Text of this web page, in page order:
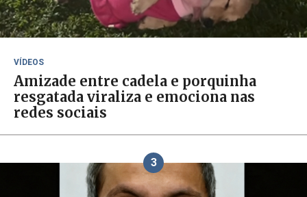
VÍDEOS
Amizade entre cadela e porquinha
resgatada viraliza e emociona nas
redes sociais
3